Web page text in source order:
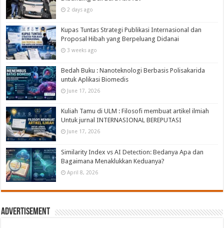
2 days ago
Kupas Tuntas Strategi Publikasi Internasional dan
Proposal Hibah yang Berpeluang Didanai
3 weeks ago
Bedah Buku : Nanoteknologi Berbasis Polisakarida
untuk Aplikasi Biomedis
June 17, 2026
Kuliah Tamu di ULM : Filosofi membuat artikel ilmiah
Untuk jurnal INTERNASIONAL BEREPUTASI
June 17, 2026
Similarity Index vs AI Detection: Bedanya Apa dan
Bagaimana Menaklukkan Keduanya?
April 8, 2026
Advertisement